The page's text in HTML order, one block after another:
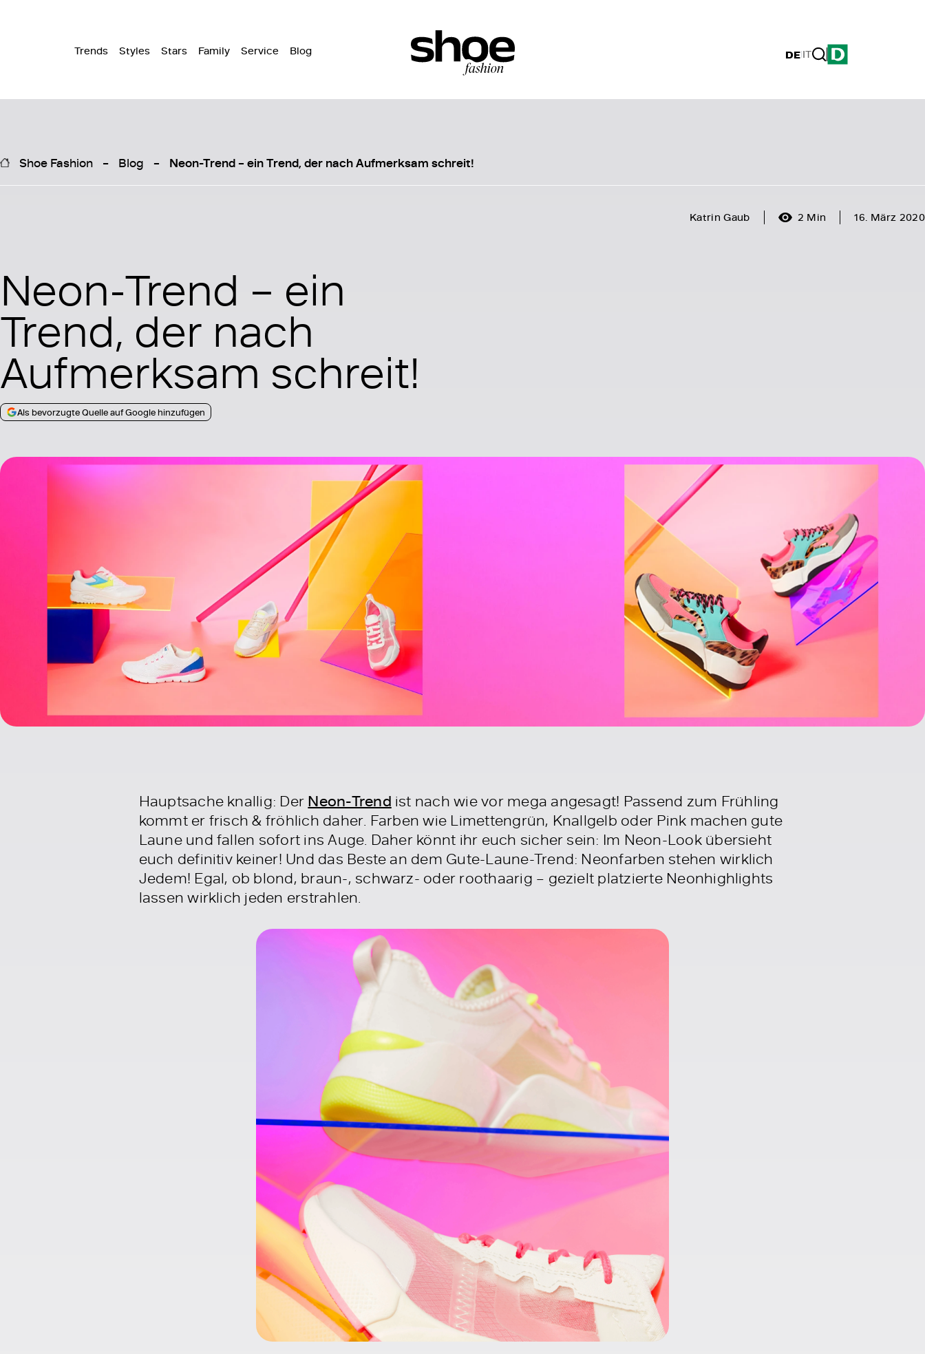
Trends Styles Stars Family Service Blog DE|IT
Shoe Fashion Blog Neon-Trend – ein Trend, der nach Aufmerksam schreit!
Katrin Gaub 2 Min 16. März 2020
Neon-Trend – ein
Trend, der nach
Aufmerksam schreit!
Als bevorzugte Quelle auf Google hinzufügen
Hauptsache knallig: Der Neon-Trend ist nach wie vor mega angesagt! Passend zum Frühling
kommt er frisch & fröhlich daher. Farben wie Limettengrün, Knallgelb oder Pink machen gute
Laune und fallen sofort ins Auge. Daher könnt ihr euch sicher sein: Im Neon-Look übersieht
euch definitiv keiner! Und das Beste an dem Gute-Laune-Trend: Neonfarben stehen wirklich
Jedem! Egal, ob blond, braun-, schwarz- oder roothaarig – gezielt platzierte Neonhighlights
lassen wirklich jeden erstrahlen.